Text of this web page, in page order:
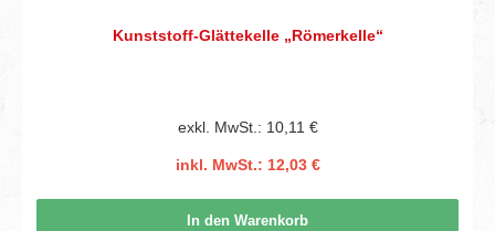
Kunststoff-Glättekelle „Römerkelle“
exkl. MwSt.: 10,11 €
inkl. MwSt.: 12,03 €
In den Warenkorb